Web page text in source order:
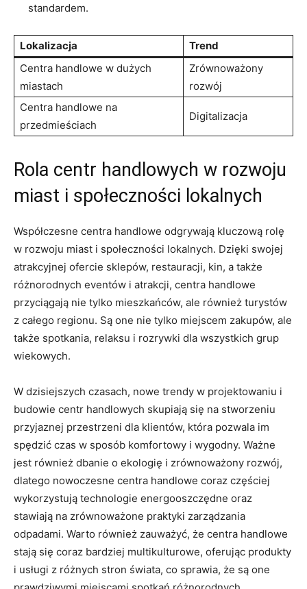
standardem.
Lokalizacja
Trend
Centra handlowe w‌ dużych
miastach
Zrównoważony
rozwój
Centra handlowe na
przedmieściach
Digitalizacja
Rola centr handlowych w rozwoju
miast i społeczności lokalnych
Współczesne centra handlowe odgrywają ⁢kluczową rolę
w ⁣rozwoju miast i społeczności lokalnych. Dzięki swojej
atrakcyjnej⁣ ofercie sklepów, restauracji, kin, a także⁢
różnorodnych eventów i atrakcji, centra handlowe
przyciągają nie tylko ⁣mieszkańców,​ ale również turystów
z całego regionu. Są ⁤one nie tylko miejscem zakupów, ale
także ‍spotkania, relaksu ⁣i rozrywki dla wszystkich grup⁢
wiekowych.
W dzisiejszych czasach, nowe trendy w‍ projektowaniu i
budowie centr handlowych‍ skupiają się ⁣na stworzeniu
przyjaznej przestrzeni dla klientów, która pozwala‌ im
spędzić czas w sposób komfortowy i⁤ wygodny.​ Ważne
jest również dbanie‌ o ekologię i zrównoważony rozwój,
dlatego nowoczesne centra handlowe coraz⁢ częściej‍
wykorzystują technologie energooszczędne oraz⁣
stawiają na zrównoważone praktyki zarządzania⁢
odpadami. Warto również zauważyć, ‌że centra handlowe
stają się coraz bardziej multikulturowe, oferując produkty
i usługi z różnych stron świata, co sprawia, że są⁤ one